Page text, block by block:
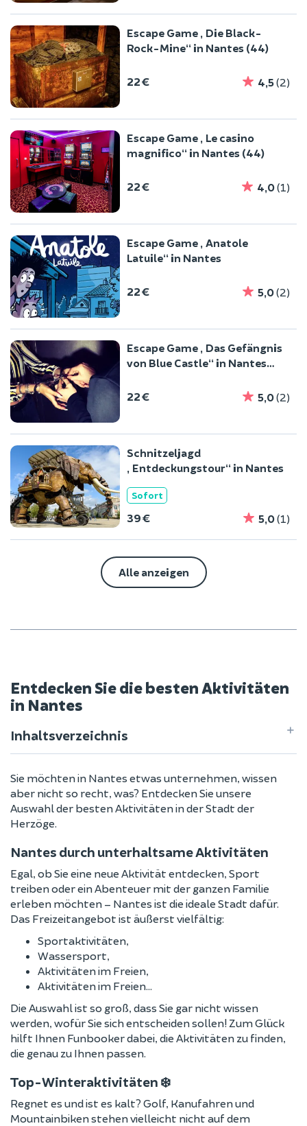
Escape Game „Die Black-
Rock-Mine“ in Nantes (44)
22 € 4,5(2)
Escape Game „Le casino
magnifico“ in Nantes (44)
22 € 4,0(1)
Escape Game „Anatole
Latuile“ in Nantes
22 € 5,0(2)
Escape Game „Das Gefängnis
von Blue Castle“ in Nantes
22 € 5,0(2)
Schnitzeljagd
„Entdeckungstour“ in Nantes
Sofort
39 € 5,0(1)
Alle anzeigen
Entdecken Sie die besten Aktivitäten
in Nantes
Inhaltsverzeichnis
Sie möchten in Nantes etwas unternehmen, wissen
aber nicht so recht, was? Entdecken Sie unsere
Auswahl der besten Aktivitäten in der Stadt der
Herzöge.
Nantes durch unterhaltsame Aktivitäten
Egal, ob Sie eine neue Aktivität entdecken, Sport
treiben oder ein Abenteuer mit der ganzen Familie
erleben möchten – Nantes ist die ideale Stadt dafür.
Das Freizeitangebot ist äußerst vielfältig:
Sportaktivitäten,
Wassersport,
Aktivitäten im Freien,
Aktivitäten im Freien…
Die Auswahl ist so groß, dass Sie gar nicht wissen
werden, wofür Sie sich entscheiden sollen! Zum Glück
hilft Ihnen Funbooker dabei, die Aktivitäten zu finden,
die genau zu Ihnen passen.
Top-Winteraktivitäten ❄️
Regnet es und ist es kalt? Golf, Kanufahren und
Mountainbiken stehen vielleicht nicht auf dem